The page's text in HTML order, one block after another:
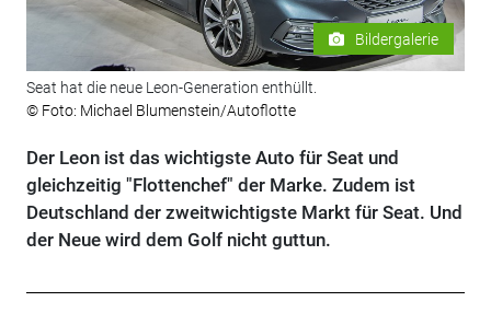
Bildergalerie
Seat hat die neue Leon-Generation enthüllt.
© Foto: Michael Blumenstein/Autoflotte
Der Leon ist das wichtigste Auto für Seat und
gleichzeitig "Flottenchef" der Marke. Zudem ist
Deutschland der zweitwichtigste Markt für Seat. Und
der Neue wird dem Golf nicht guttun.